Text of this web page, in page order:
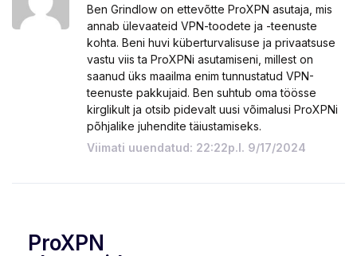
Ben Grindlow on ettevõtte ProXPN asutaja, mis
annab ülevaateid VPN-toodete ja -teenuste
kohta. Beni huvi küberturvalisuse ja privaatsuse
vastu viis ta ProXPNi asutamiseni, millest on
saanud üks maailma enim tunnustatud VPN-
teenuste pakkujaid. Ben suhtub oma töösse
kirglikult ja otsib pidevalt uusi võimalusi ProXPNi
põhjalike juhendite täiustamiseks.
Viimati uuendatud: 22:22p.l. 9/17/2024
ProXPN